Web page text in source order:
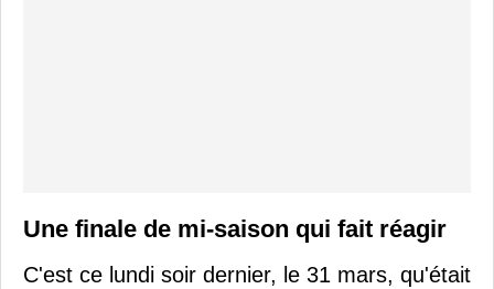
Une finale de mi-saison qui fait réagir
C'est ce lundi soir dernier, le 31 mars, qu'était